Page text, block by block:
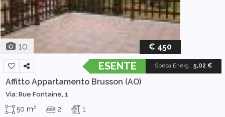
10 € 450
Spesa Energ.: 5,02 €
ESENTE
Affitto Appartamento Brusson (AO)
Via: Rue Fontaine, 1
50 m2 2 1